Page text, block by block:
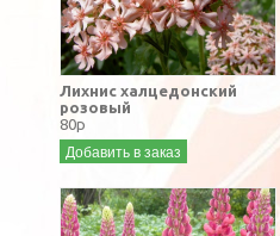
Лихнис халцедонский
розовый
80р
Добавить в заказ